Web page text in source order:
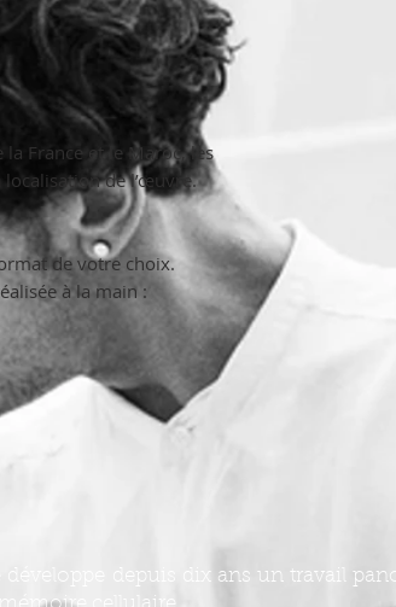
France et le Maroc, les
localisation de l’œuvre.
de votre choix.
à la main :
développe depuis dix ans un travail